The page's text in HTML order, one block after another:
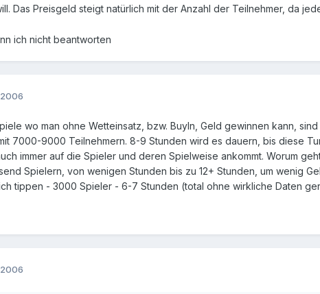
Das Preisgeld steigt natürlich mit der Anzahl der Teilnehmer, da
ich nicht beantworten
wo man ohne Wetteinsatz, bzw. BuyIn, Geld gewinnen kann,
7000-9000 Teilnehmern. 8-9 Stunden wird es dauern, bis diese
immer auf die Spieler und deren Spielweise ankommt. Worum
Spielern, von wenigen Stunden bis zu 12+ Stunden, um wenig
tippen - 3000 Spieler - 6-7 Stunden (total ohne wirkliche Daten